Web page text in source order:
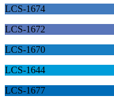
LCS-1674
LCS-1672
LCS-1670
LCS-1644
LCS-1677